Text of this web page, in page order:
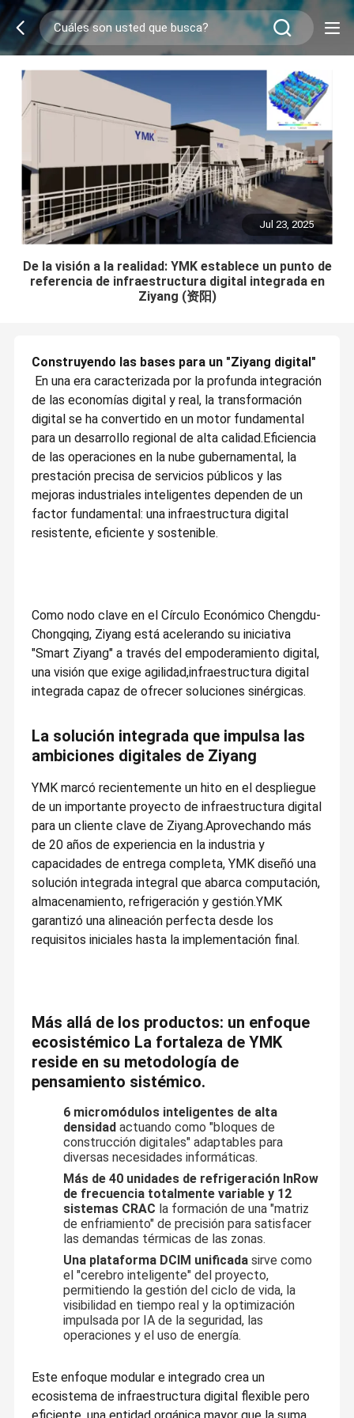
Jul 23, 2025
De la visión a la realidad: YMK establece un punto de
referencia de infraestructura digital integrada en
Ziyang (资阳)
Construyendo las bases para un "Ziyang digital"
En una era caracterizada por la profunda integración
de las economías digital y real, la transformación
digital se ha convertido en un motor fundamental
para un desarrollo regional de alta calidad.Eficiencia
de las operaciones en la nube gubernamental, la
prestación precisa de servicios públicos y las
mejoras industriales inteligentes dependen de un
factor fundamental: una infraestructura digital
resistente, eficiente y sostenible.
Como nodo clave en el Círculo Económico Chengdu-
Chongqing, Ziyang está acelerando su iniciativa
"Smart Ziyang" a través del empoderamiento digital,
una visión que exige agilidad,infraestructura digital
integrada capaz de ofrecer soluciones sinérgicas.
La solución integrada que impulsa las
ambiciones digitales de Ziyang
YMK marcó recientemente un hito en el despliegue
de un importante proyecto de infraestructura digital
para un cliente clave de Ziyang.Aprovechando más
de 20 años de experiencia en la industria y
capacidades de entrega completa, YMK diseñó una
solución integrada integral que abarca computación,
almacenamiento, refrigeración y gestión.YMK
garantizó una alineación perfecta desde los
requisitos iniciales hasta la implementación final.
Más allá de los productos: un enfoque
ecosistémico La fortaleza de YMK
reside en su metodología de
pensamiento sistémico.
6 micromódulos inteligentes de alta
densidad actuando como "bloques de
construcción digitales" adaptables para
diversas necesidades informáticas.
Más de 40 unidades de refrigeración InRow
de frecuencia totalmente variable y 12
sistemas CRAC la formación de una "matriz
de enfriamiento" de precisión para satisfacer
las demandas térmicas de las zonas.
Una plataforma DCIM unificada sirve como
el "cerebro inteligente" del proyecto,
permitiendo la gestión del ciclo de vida, la
visibilidad en tiempo real y la optimización
impulsada por IA de la seguridad, las
operaciones y el uso de energía.
Este enfoque modular e integrado crea un
ecosistema de infraestructura digital flexible pero